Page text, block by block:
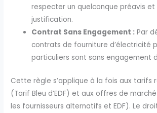
respecter un quelconque préavis et
justification.
Contrat Sans Engagement : Par
contrats de fourniture d’électricité
particuliers sont sans engagement
Cette règle s’applique à la fois aux tarifs
(Tarif Bleu d’EDF) et aux offres de
les fournisseurs alternatifs et EDF). Le